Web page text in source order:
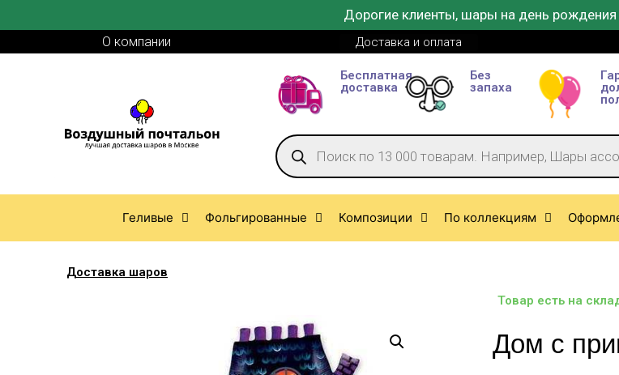
Дорогие клиенты, шары на день рождения
О компании Доставка и оплата
Бесплатная
доставка
Без
запаха
Геливые Фольгированные Композиции По коллекциям
Доставка шаров
Товар есть на
Дом с